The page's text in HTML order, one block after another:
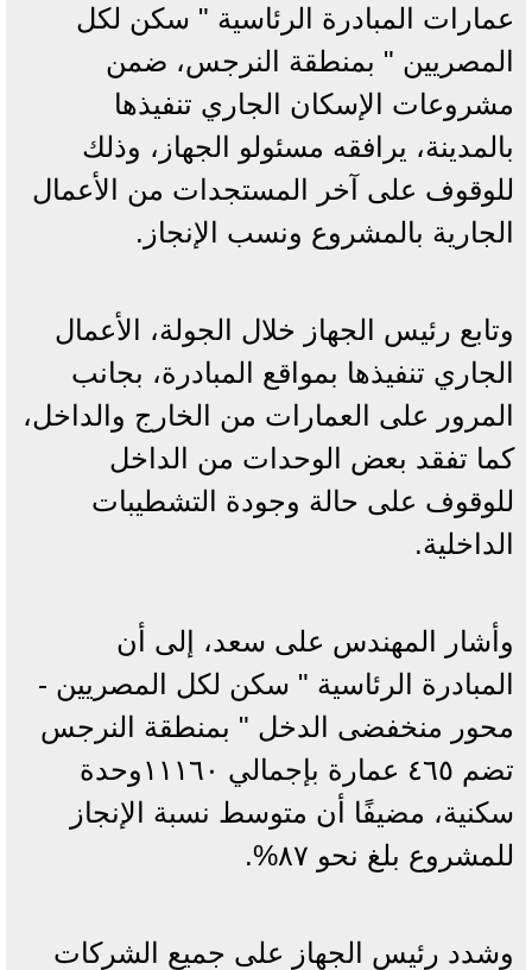
عمارات المبادرة الرئاسية " سكن لكل
المصريين " بمنطقة النرجس، ضمن
مشروعات الإسكان الجاري تنفيذها
بالمدينة، يرافقه مسئولو الجهاز، وذلك
للوقوف على آخر المستجدات من الأعمال
الجارية بالمشروع ونسب الإنجاز.
وتابع رئيس الجهاز خلال الجولة، الأعمال
الجاري تنفيذها بمواقع المبادرة، بجانب
المرور على العمارات من الخارج والداخل،
كما تفقد بعض الوحدات من الداخل
للوقوف على حالة وجودة التشطيبات
الداخلية.
وأشار المهندس على سعد، إلى أن
المبادرة الرئاسية " سكن لكل المصريين -
محور منخفضى الدخل " بمنطقة النرجس
تضم ٤٦٥ عمارة بإجمالي ١١١٦٠وحدة
سكنية، مضيفًا أن متوسط نسبة الإنجاز
للمشروع بلغ نحو ٨٧%.
وشدد رئيس الجهاز على جميع الشركات